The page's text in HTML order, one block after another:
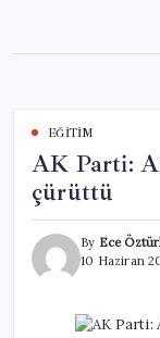
content
EĞITIM
AK Parti:
çürüttü
By Ece
10 Haziran